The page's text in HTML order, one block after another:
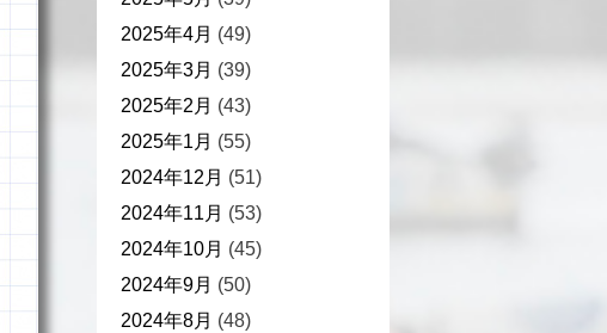
2025年4月 (49)
2025年3月 (39)
2025年2月 (43)
2025年1月 (55)
2024年12月 (51)
2024年11月 (53)
2024年10月 (45)
2024年9月 (50)
2024年8月 (48)